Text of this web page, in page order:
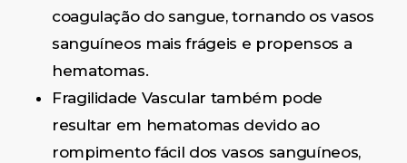
coagulação do sangue, tornando os vasos
sanguíneos mais frágeis e propensos a
hematomas.
Fragilidade Vascular também pode
resultar em hematomas devido ao
rompimento fácil dos vasos sanguíneos,